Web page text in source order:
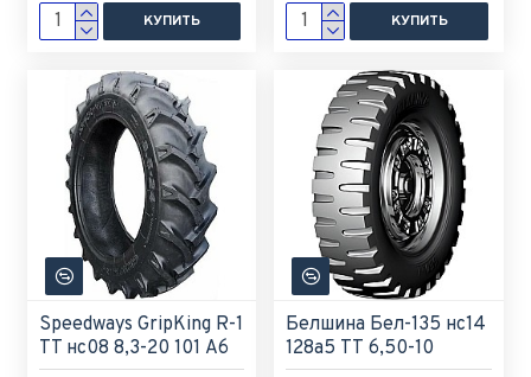
КУПИТЬ КУПИТЬ
Speedways GripKing R-1
TT нс08 8,3-20 101 A6
Белшина Бел-135 нс14
128а5 ТТ 6,50-10